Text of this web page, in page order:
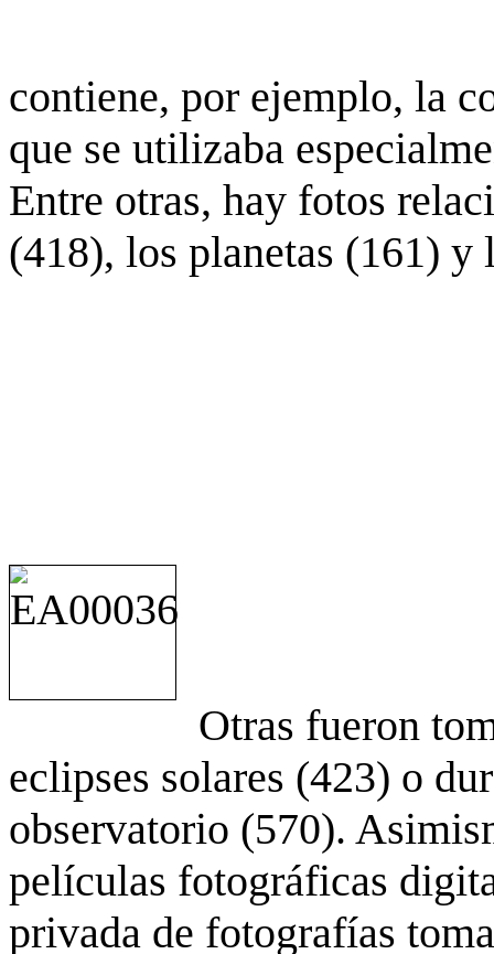
contiene, por ejemplo, la
que se utilizaba
Entre otras, hay fotos
(418), los planetas (161) y
Otras fueron
eclipses solares (423) o
observatorio (570).
películas fotográficas
privada de fotografías